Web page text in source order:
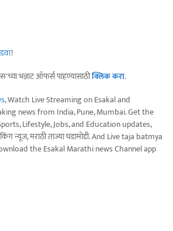
!
भन्नाट ऑफर्स पाहण्यासाठीक्लिक करा.
, Watch Live Streaming on Esakal and
news from India, Pune, Mumbai. Get the
Lifestyle, Jobs, and Education updates,
न्यूज, मराठी ताज्या घडामोडी. And Live taja batmya
the Esakal Marathi news Channel app